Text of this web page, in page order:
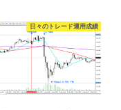
日々のトレード運用成績